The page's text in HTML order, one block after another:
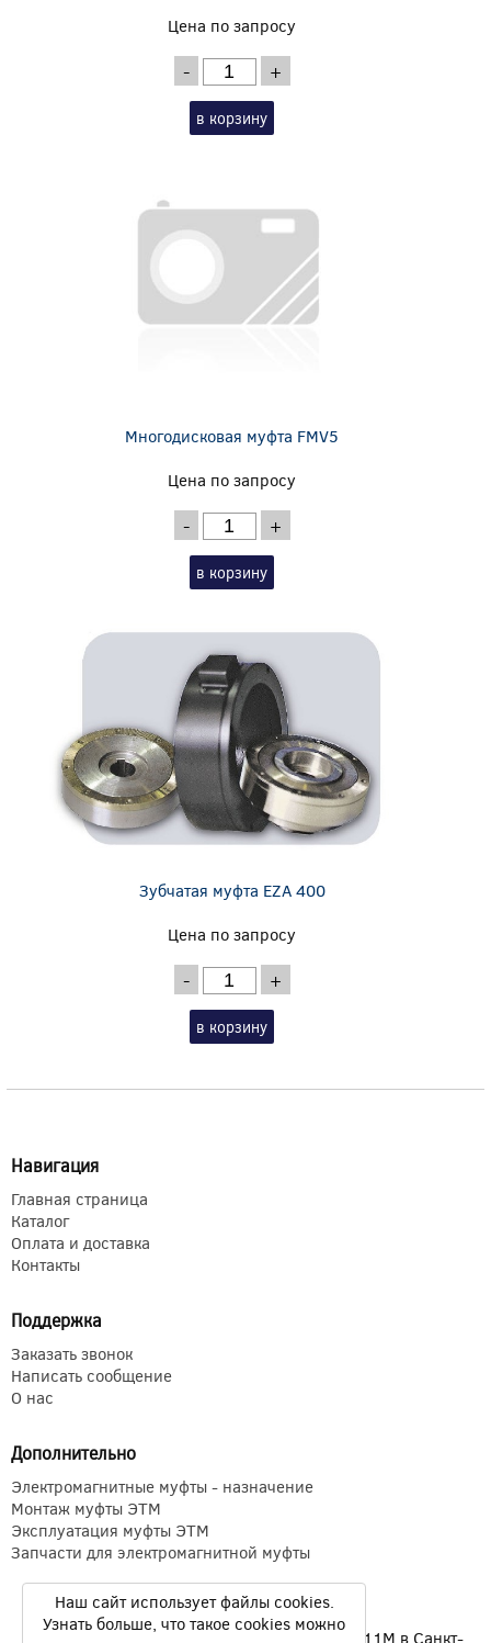
Цена по запросу
- +
в корзину
Многодисковая муфта FMV5
Цена по запросу
- +
в корзину
Зубчатая муфта EZA 400
Цена по запросу
- +
в корзину
Навигация
Главная страница
Каталог
Оплата и доставка
Контакты
Поддержка
Заказать звонок
Написать сообщение
О нас
Дополнительно
Электромагнитные муфты - назначение
Монтаж муфты ЭТМ
Эксплуатация муфты ЭТМ
Запчасти для электромагнитной муфты
Электромагнитные муфты ЭТМ Э1ТМ ETM Э11М в Санкт-
Наш сайт использует файлы cookies.
Узнать больше, что такое cookies можно